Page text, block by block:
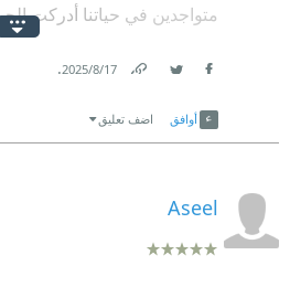
متواجدين في حياتنا أدركت
17‏/8‏/2025
.
أوافق اضف تعليق
Aseel